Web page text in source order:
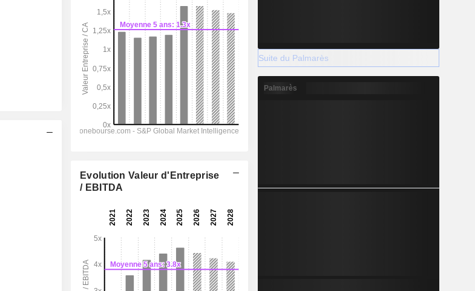
Evolution Valeur d'Entreprise
/ EBITDA
Suite du Palmarès
Palmarès